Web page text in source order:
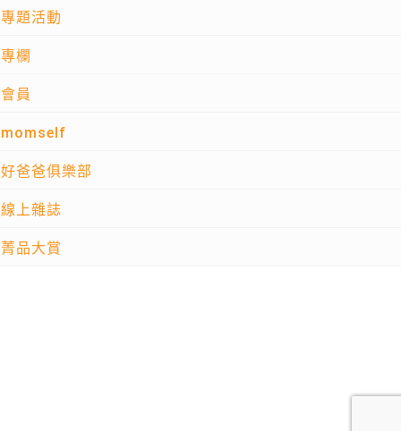
專題活動
專欄
會員
momself
好爸爸俱樂部
線上雜誌
菁品大賞